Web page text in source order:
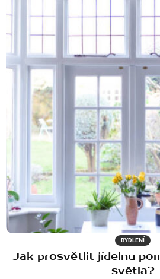
BYDLENÍ
Jak prosvětlit jídelnu
světla?